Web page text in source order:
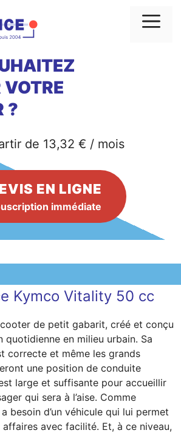
VOTRE
?
de 13,32 € / mois
EN LIGNE
immédiate
Kymco Vitality 50 cc
de petit gabarit, créé et conçu
quotidienne en milieu urbain. Sa
correcte et même les grands
une position de conduite
large et suffisante pour accueillir
qui sera à l’aise. Comme
besoin d’un véhicule qui lui permet
avec facilité. Et, à ce niveau,